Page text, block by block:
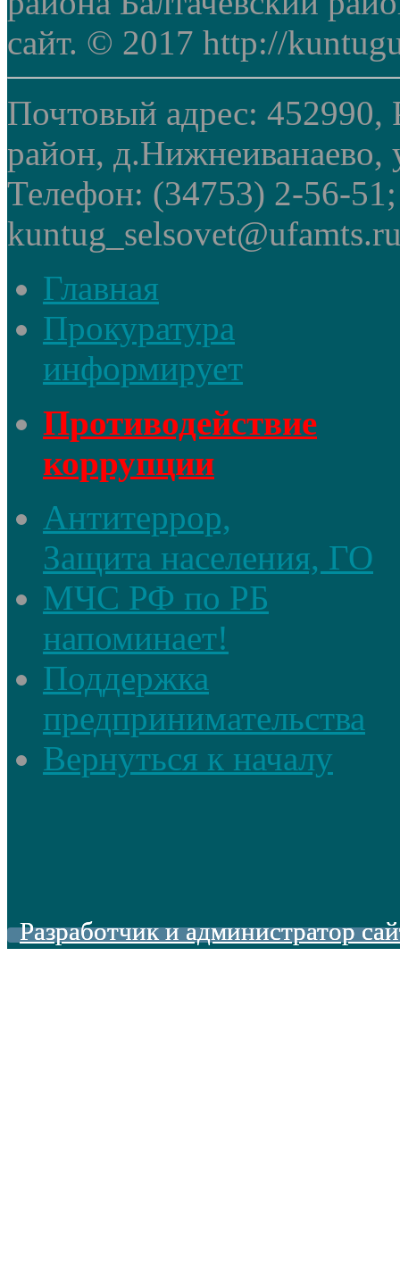
сайт. © 2017 http://
Почтовый адрес: 452990,
район, д.Нижнеиванаево,
Телефон: (34753) 2-56-
Главная
Прокуратура
информирует
Противодействие
коррупции
Антитеррор,
Защита населения, ГО
МЧС РФ по РБ
напоминает!
Поддержка
предпринимательства
Вернуться к началу
Разработчик и администратор